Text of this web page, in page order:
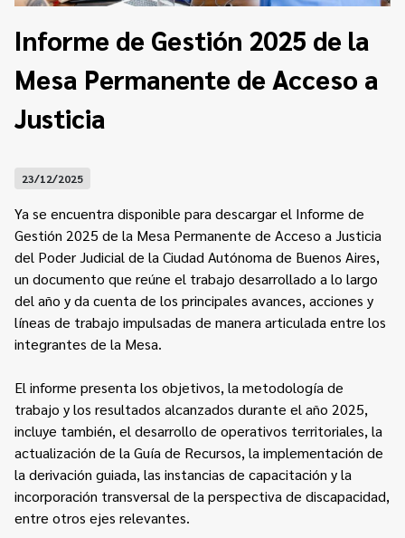
Convenios
Concursos
Acceso a la información Pública
Tenés Derechos
Plan de Gobierno Abierto en la Justicia
Recursos y Acceso a la Justicia
Repositorio de Datos Abiertos
Programa Educación en Derechos Humanos
Cuento con Derechos
Transparencia
Contacto
Informe de Gestión 2025 de la
Mesa Permanente de Acceso a
Justicia
23/12/2025
Ya se encuentra disponible para descargar el Informe de
Gestión 2025 de la Mesa Permanente de Acceso a Justicia
del Poder Judicial de la Ciudad Autónoma de Buenos Aires,
un documento que reúne el trabajo desarrollado a lo largo
del año y da cuenta de los principales avances, acciones y
líneas de trabajo impulsadas de manera articulada entre los
integrantes de la Mesa.
El informe presenta los objetivos, la metodología de
trabajo y los resultados alcanzados durante el año 2025,
incluye también, el desarrollo de operativos territoriales, la
actualización de la Guía de Recursos, la implementación de
la derivación guiada, las instancias de capacitación y la
incorporación transversal de la perspectiva de discapacidad,
entre otros ejes relevantes.